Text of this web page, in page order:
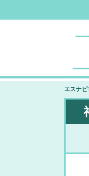
エスナビ